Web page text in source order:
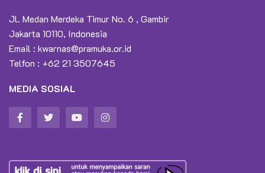
Jl. Medan Merdeka Timur No. 6 , Gambir
Jakarta 10110, Indonesia
Email : kwarnas@pramuka.or.id
Telfon : +62 21 3507645
MEDIA SOSIAL